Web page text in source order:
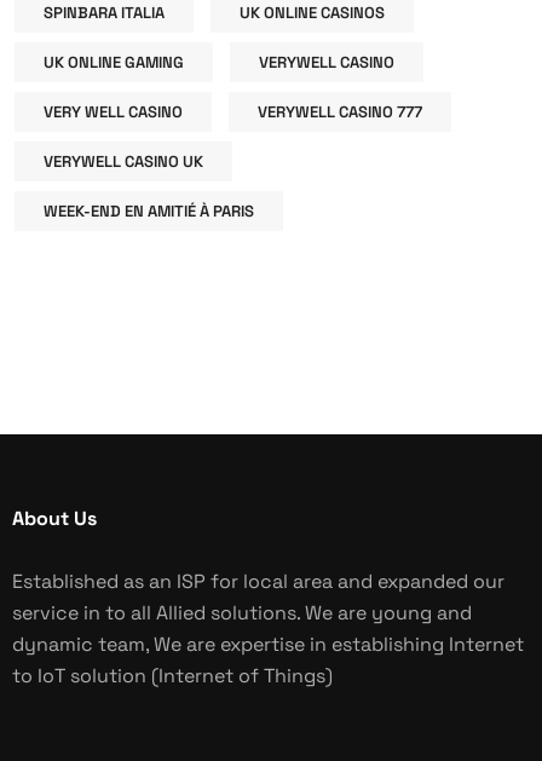
SPINBARA ITALIA UK ONLINE CASINOS
UK ONLINE GAMING VERYWELL CASINO
VERY WELL CASINO VERYWELL CASINO 777
VERYWELL CASINO UK
WEEK-END EN AMITIÉ À PARIS
About Us
Established as an ISP for local area and expanded our
service in to all Allied solutions. We are young and
dynamic team, We are expertise in establishing Internet
to IoT solution (Internet of Things)